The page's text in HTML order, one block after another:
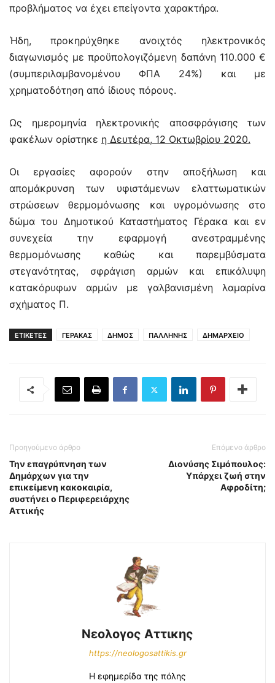
προβλήματος να έχει επείγοντα χαρακτήρα.
Ήδη, προκηρύχθηκε ανοιχτός ηλεκτρονικός
διαγωνισμός με προϋπολογιζόμενη δαπάνη 110.000 €
(συμπεριλαμβανομένου ΦΠΑ 24%) και με
χρηματοδότηση από ίδιους πόρους.
Ως ημερομηνία ηλεκτρονικής αποσφράγισης των
φακέλων ορίστηκε η Δευτέρα, 12 Οκτωβρίου 2020.
Οι εργασίες αφορούν στην αποξήλωση και
απομάκρυνση των υφιστάμενων ελαττωματικών
στρώσεων θερμομόνωσης και υγρομόνωσης στο
δώμα του Δημοτικού Καταστήματος Γέρακα και εν
συνεχεία την εφαρμογή ανεστραμμένης
θερμομόνωσης καθώς και παρεμβύσματα
στεγανότητας, σφράγιση αρμών και επικάλυψη
κατακόρυφων αρμών με γαλβανισμένη λαμαρίνα
σχήματος Π.
ΕΤΙΚΕΤΕΣ ΓΕΡΑΚΑΣ ΔΗΜΟΣ ΠΑΛΛΗΝΗΣ ΔΗΜΑΡΧΕΙΟ
Προηγούμενο άρθρο
Την επαγρύπνηση των
Δημάρχων για την
επικείμενη κακοκαιρία,
συστήνει ο Περιφερειάρχης
Αττικής
Επόμενο άρθρο
Διονύσης Σιμόπουλος:
Υπάρχει ζωή στην
Αφροδίτη;
Νεολογος Αττικης
https://neologosattikis.gr
Η εφημερίδα της πόλης